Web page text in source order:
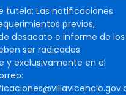
tutela: Las notificaciones
previos,
desacato e informe de los
ser radicadas
y exclusivamente en el